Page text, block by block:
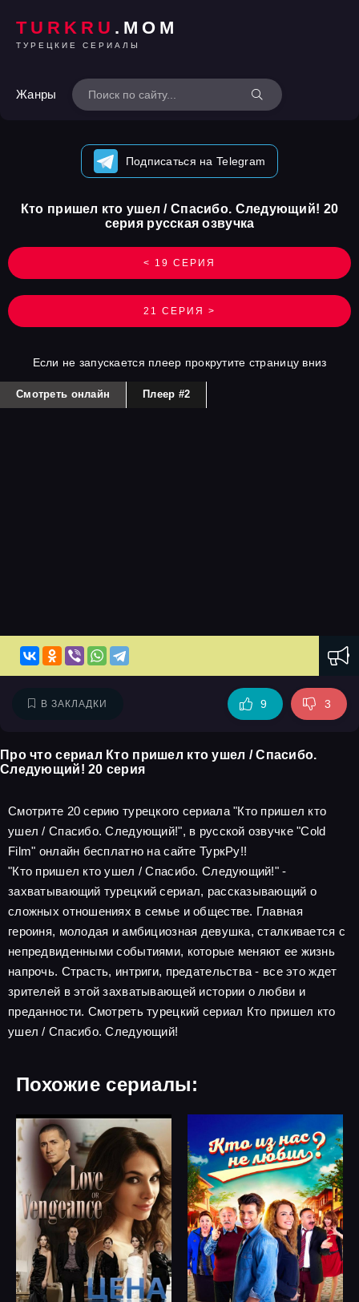
TURKRU .MOM
ТУРЕЦКИЕ СЕРИАЛЫ
Жанры
Подписаться на Telegram
< 19 СЕРИЯ
Кто пришел кто ушел / Спасибо. Следующий! 20
серия русская озвучка
21 СЕРИЯ >
Если не запускается плеер прокрутите страницу вниз
Смотреть онлайн Плеер #2
В ЗАКЛАДКИ 9 3
Про что сериал Кто пришел кто ушел / Спасибо.
Следующий! 20 серия
Смотрите 20 серию турецкого сериала "Кто пришел кто
ушел / Спасибо. Следующий!", в русской озвучке "Cold
Film" онлайн бесплатно на сайте ТуркРу!!
"Кто пришел кто ушел / Спасибо. Следующий!" -
захватывающий турецкий сериал, рассказывающий о
сложных отношениях в семье и обществе. Главная
героиня, молодая и амбициозная девушка, сталкивается с
непредвиденными событиями, которые меняют ее жизнь
напрочь. Страсть, интриги, предательства - все это ждет
зрителей в этой захватывающей истории о любви и
преданности. Смотреть турецкий сериал Кто пришел кто
ушел / Спасибо. Следующий!
Похожие сериалы: